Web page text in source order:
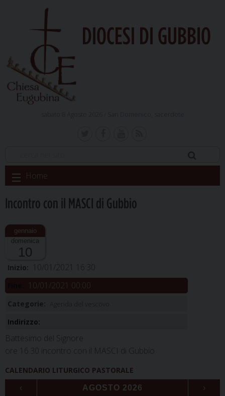
DIOCESI DI GUBBIO
Skip
to
Home
Incontro con il MASCI di Gubbio
domenica
10
Inizio: 10/01/2021 16:30
10/01/2021 00:00
Categorie:
Indirizzo:
Battesimo del Signore
ore 16.30 incontro con il MASCI di Gubbio
CALENDARIO LITURGICO PASTORALE
‹ AGOSTO 2026 ›